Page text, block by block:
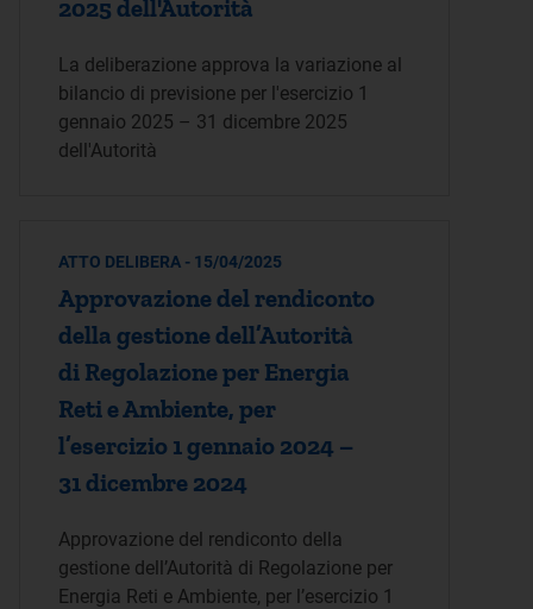
2025 dell'Autorità
La deliberazione approva la variazione al
bilancio di previsione per l'esercizio 1
gennaio 2025 – 31 dicembre 2025
dell'Autorità
ATTO DELIBERA - 15/04/2025
Approvazione del rendiconto
della gestione dell’Autorità
di Regolazione per Energia
Reti e Ambiente, per
l’esercizio 1 gennaio 2024 –
31 dicembre 2024
Approvazione del rendiconto della
gestione dell’Autorità di Regolazione per
Energia Reti e Ambiente, per l’esercizio 1